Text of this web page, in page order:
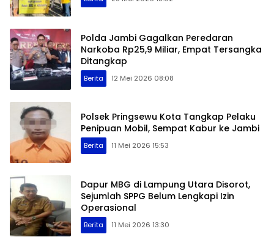
Polda Jambi Gagalkan Peredaran
Narkoba Rp25,9 Miliar, Empat Tersangka
Ditangkap
Berita 12 Mei 2026 08:08
Polsek Pringsewu Kota Tangkap Pelaku
Penipuan Mobil, Sempat Kabur ke Jambi
Berita 11 Mei 2026 15:53
Dapur MBG di Lampung Utara Disorot,
Sejumlah SPPG Belum Lengkapi Izin
Operasional
Berita 11 Mei 2026 13:30